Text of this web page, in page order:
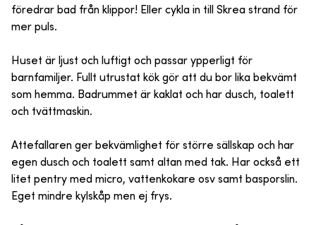
föredrar bad från klippor! Eller cykla in till Skrea strand för
mer puls.
Huset är ljust och luftigt och passar ypperligt för
barnfamiljer. Fullt utrustat kök gör att du bor lika bekvämt
som hemma. Badrummet är kaklat och har dusch, toalett
och tvättmaskin.
Attefallaren ger bekvämlighet för större sällskap och har
egen dusch och toalett samt altan med tak. Har också ett
litet pentry med micro, vattenkokare osv samt basporslin.
Eget mindre kylskåp men ej frys.